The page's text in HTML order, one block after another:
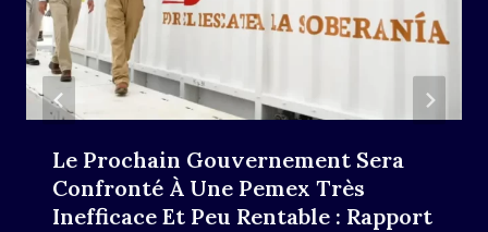
Le Prochain Gouvernement Sera
Confronté À Une Pemex Très
Inefficace Et Peu Rentable : Rapport